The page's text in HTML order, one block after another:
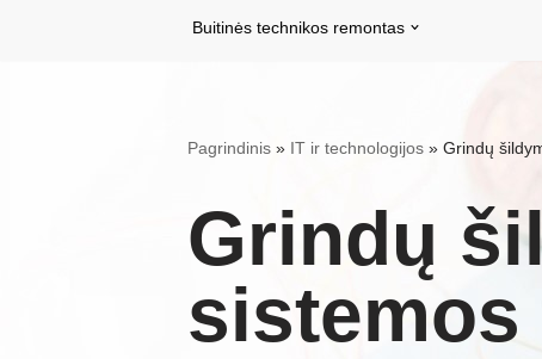
Buitinės technikos remontas
Pagrindinis » IT ir technologijos » Grindų
Grindų